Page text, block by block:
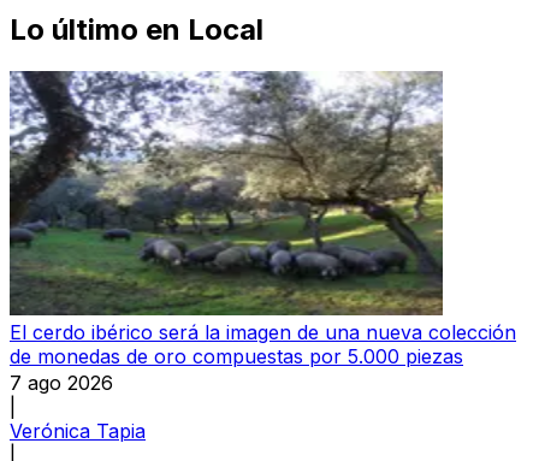
Lo último en Local
El cerdo ibérico será la imagen de una nueva colección
de monedas de oro compuestas por 5.000 piezas
7 ago 2026
Verónica Tapia